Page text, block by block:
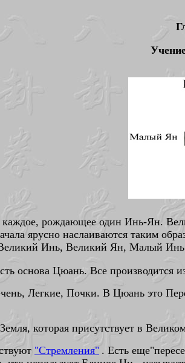
рождающее один Инь-Ян.
ярусно наслаиваются таким
Инь, Великий Ян, Малый
основа Цюань. Все производится
Легкие, Почки. В Цюань это
которая присутствует в
"Стремления" . Есть